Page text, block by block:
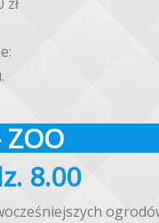
ZOO
8.00